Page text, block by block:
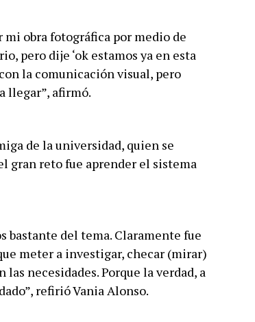
obra fotográfica por medio de
pero dije ‘ok estamos ya en esta
la comunicación visual, pero
llegar”, afirmó.
de la universidad, quien se
gran reto fue aprender el sistema
bastante del tema. Claramente fue
meter a investigar, checar (mirar)
necesidades. Porque la verdad, a
refirió Vania Alonso.